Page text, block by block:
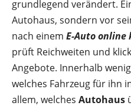
grundlegend verändert.
Autohaus, sondern vor
nach einem E-Auto online
prüft Reichweiten und
Angebote. Innerhalb
welches Fahrzeug für ihn
allem, welches Autohaus